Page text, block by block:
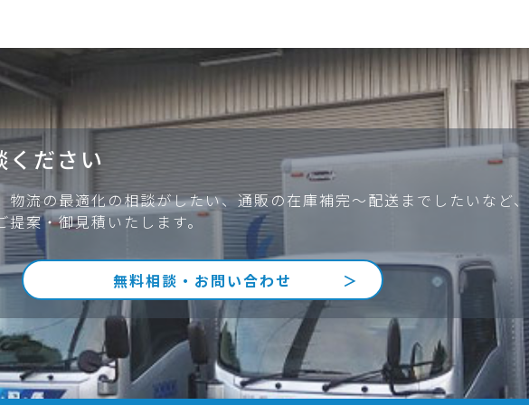
ください
流の最適化の相談がしたい、通販の在庫補完～配送までしたいなど、
提案・御見積いたします。
無料相談・お問い合わせ